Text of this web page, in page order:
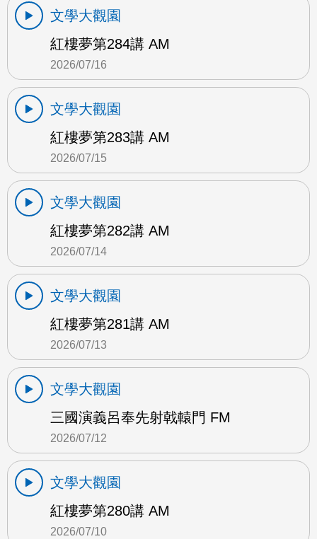
文學大觀園
紅樓夢第284講 AM
2026/07/16
文學大觀園
紅樓夢第283講 AM
2026/07/15
文學大觀園
紅樓夢第282講 AM
2026/07/14
文學大觀園
紅樓夢第281講 AM
2026/07/13
文學大觀園
三國演義呂奉先射戟轅門 FM
2026/07/12
文學大觀園
紅樓夢第280講 AM
2026/07/10